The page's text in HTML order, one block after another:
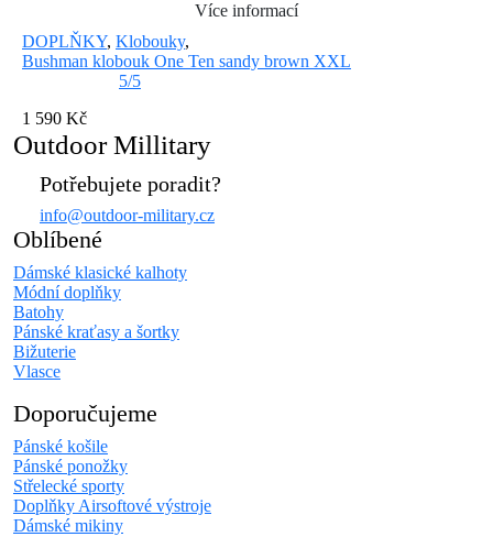
Více informací
DOPLŇKY, Klobouky,
Bushman klobouk One Ten sandy brown XXL
5/5
1 590 Kč
Outdoor Millitary
Potřebujete poradit?
info@outdoor-military.cz
Oblíbené
Dámské klasické kalhoty
Módní doplňky
Batohy
Pánské kraťasy a šortky
Bižuterie
Vlasce
Doporučujeme
Pánské košile
Pánské ponožky
Střelecké sporty
Doplňky Airsoftové výstroje
Dámské mikiny